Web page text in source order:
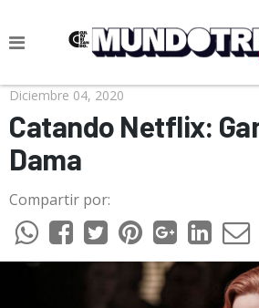
NOTICIAS
CULTURA POP
CIENCIA Y TECNOLOGÍA
VIDA
SOCIEDAD
CULTURIZANDO.COM
Diciembre 04, 2020
Catando Netflix:
Dama
Compartir por: